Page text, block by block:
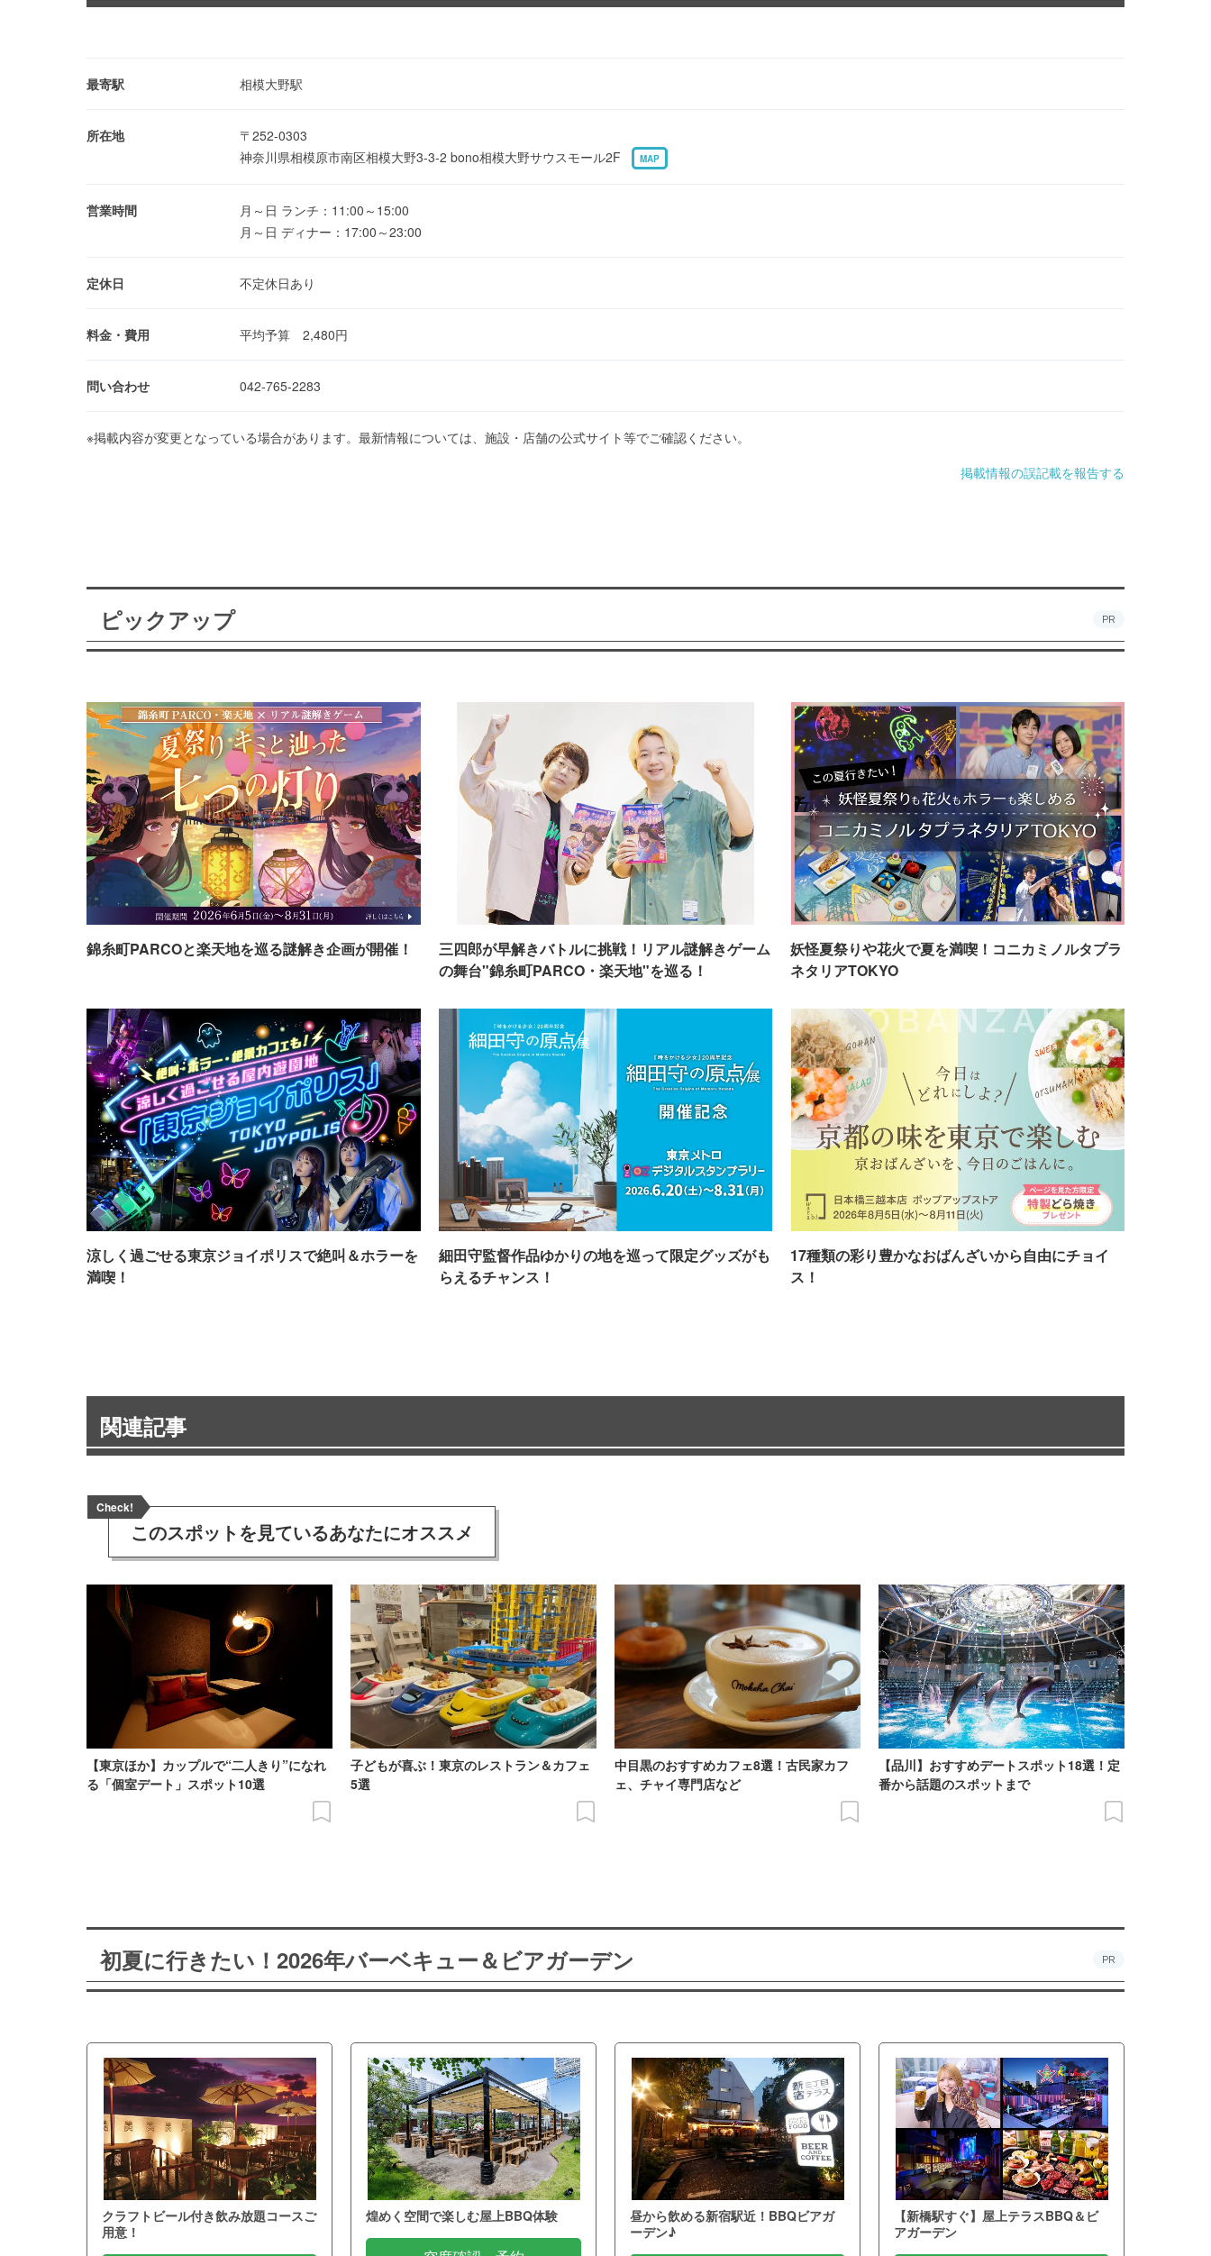
最寄駅 相模大野駅
所在地
〒252-0303
神奈川県相模原市南区相模大野3-3-2 bono相模大野サウスモール2F
MAP
営業時間
月～日 ランチ：11:00～15:00
月～日 ディナー：17:00～23:00
定休日 不定休日あり
料金・費用 平均予算 2,480円
問い合わせ 042-765-2283
※掲載内容が変更となっている場合があります。最新情報については、施設・店舗の公式サイト等でご確認ください。
掲載情報の誤記載を報告する
ピックアップ PR
錦糸町PARCOと楽天地を巡る謎解き企画が開催！
三四郎が早解きバトルに挑戦！リアル謎解きゲーム
の舞台"錦糸町PARCO・楽天地"を巡る！
妖怪夏祭りや花火で夏を満喫！コニカミノルタプラ
ネタリアTOKYO
涼しく過ごせる東京ジョイポリスで絶叫＆ホラーを
満喫！
細田守監督作品ゆかりの地を巡って限定グッズがも
らえるチャンス！
17種類の彩り豊かなおばんざいから自由にチョイ
ス！
関連記事
Check!
このスポットを見ているあなたにオススメ
【東京ほか】カップルで“二人きり”になれ
る「個室デート」スポット10選
子どもが喜ぶ！東京のレストラン＆カフェ
5選
中目黒のおすすめカフェ8選！古民家カフ
ェ、チャイ専門店など
【品川】おすすめデートスポット18選！定
番から話題のスポットまで
初夏に行きたい！2026年バーベキュー＆ビアガーデン PR
クラフトビール付き飲み放題コースご
用意！
煌めく空間で楽しむ屋上BBQ体験
昼から飲める新宿駅近！BBQビアガ
ーデン♪
【新橋駅すぐ】屋上テラスBBQ＆ビ
アガーデン